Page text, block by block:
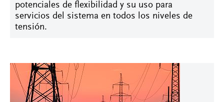
potenciales de flexibilidad y su uso para
servicios del sistema en todos los niveles de
tensión.